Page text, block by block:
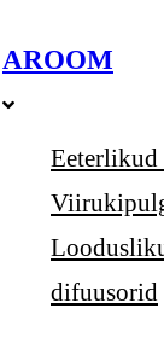
AROOM
difuusorid